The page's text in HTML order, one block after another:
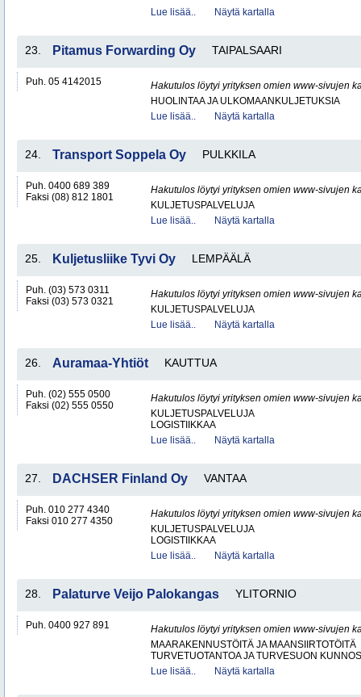
Lue lisää..
Näytä kartalla
23. Pitamus Forwarding Oy TAIPALSAARI
Puh. 05 4142015
Hakutulos löytyi yrityksen omien www-sivujen
HUOLINTAA JA ULKOMAANKULJETUKSIA
Lue lisää..
Näytä kartalla
24. Transport Soppela Oy PULKKILA
Puh. 0400 689 389
Faksi (08) 812 1801
Hakutulos löytyi yrityksen omien www-sivujen
KULJETUSPALVELUJA
Lue lisää..
Näytä kartalla
25. Kuljetusliike Tyvi Oy LEMPÄÄLÄ
Puh. (03) 573 0311
Faksi (03) 573 0321
Hakutulos löytyi yrityksen omien www-sivujen
KULJETUSPALVELUJA
Lue lisää..
Näytä kartalla
26. Auramaa-Yhtiöt KAUTTUA
Puh. (02) 555 0500
Faksi (02) 555 0550
Hakutulos löytyi yrityksen omien www-sivujen
KULJETUSPALVELUJA
LOGISTIIKKAA
Lue lisää..
Näytä kartalla
27. DACHSER Finland Oy VANTAA
Puh. 010 277 4340
Faksi 010 277 4350
Hakutulos löytyi yrityksen omien www-sivujen
KULJETUSPALVELUJA
LOGISTIIKKAA
Lue lisää..
Näytä kartalla
28. Palaturve Veijo Palokangas YLITORNIO
Puh. 0400 927 891
Hakutulos löytyi yrityksen omien www-sivujen
MAARAKENNUSTÖITÄ JA MAANSIIRTOTÖITÄ
TURVETUOTANTOA JA TURVESUON
Lue lisää..
Näytä kartalla